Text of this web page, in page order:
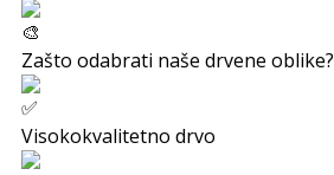
Zašto odabrati naše drvene oblike?
Visokokvalitetno drvo